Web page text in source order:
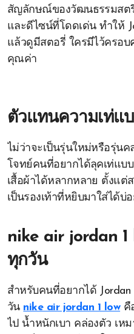
สัญลักษณ์ของวัฒนธรรมสตรี
และดีไซน์ที่โดดเด่น ทำให้
แล้วดูมีสตอรี่ ใครมีไว้ครอบ
คุณค่า
ตัวแทนความเท่แ
ไม่ว่าจะเป็นรุ่นใหม่หรือรุ่นค
โจทย์คนที่อยากได้ลุคเท่แบ
เสื้อผ้าได้หลากหลาย ตั้งแต่
เป็นรองเท้าที่หยิบมาใส่ได้บ่
nike air jordan 1
ทุกวัน
สำหรับคนที่อยากได้
วัน nike air jordan 1 lowคื
ไป น้ำหนักเบา คล่องตัว เห